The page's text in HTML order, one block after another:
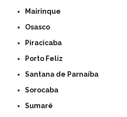
Mairinque
Osasco
Piracicaba
Porto Feliz
Santana de Parnaíba
Sorocaba
Sumaré